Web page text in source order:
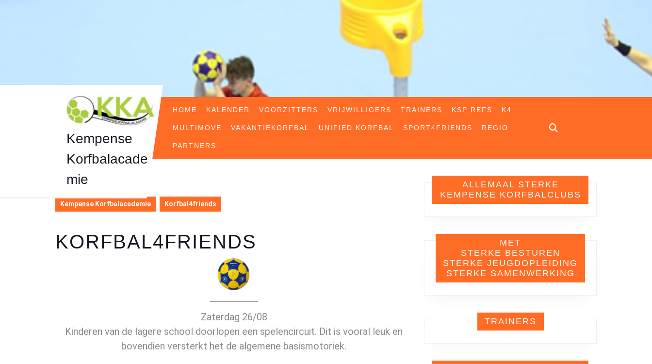
Kempense
Korfbalacade
mie
HOME KALENDER VOORZITTERS VRIJWILLIGERS TRAINERS KSP REFS K4
MULTIMOVE VAKANTIEKORFBAL UNIFIED KORFBAL SPORT4FRIENDS REGIO
PARTNERS
Kempense Korfbalacademie Korfbal4friends
KORFBAL4FRIENDS
Zaterdag 26/08
Kinderen van de lagere school doorlopen een spelencircuit. Dit is vooral leuk en
bovendien versterkt het de algemene basismotoriek.
ALLEMAAL STERKE
KEMPENSE KORFBALCLUBS
MET
STERKE BESTUREN
STERKE JEUGDOPLEIDING
STERKE SAMENWERKING
TRAINERS